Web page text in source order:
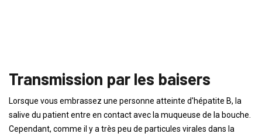
Transmission par les baisers
Lorsque vous embrassez une personne atteinte d'hépatite B, la
salive du patient entre en contact avec la muqueuse de la bouche.
Cependant, comme il y a très peu de particules virales dans la